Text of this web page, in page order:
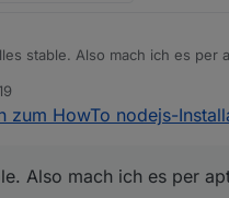
stable. Also mach ich es per
zum HowTo nodejs-
Also mach ich es per